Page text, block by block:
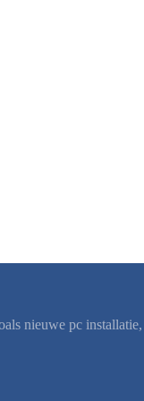
nieuwe pc